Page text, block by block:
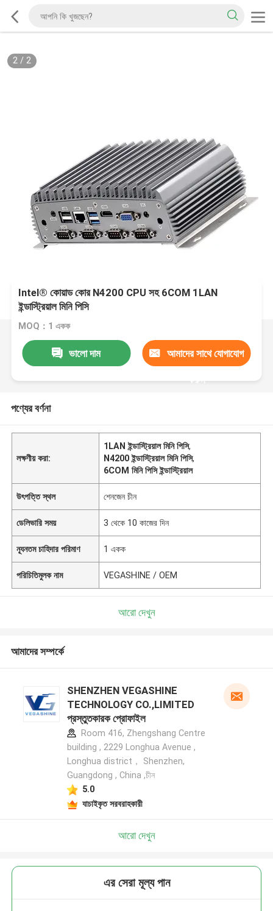
2/ 2
Intel® কোয়াড কোর N4200 CPU সহ 6COM 1LAN
ইন্ডাস্ট্রিয়াল মিনি পিসি
MOQ：1 একক
ভালো দাম আমাদের সাথে যোগাযোগ
করুন
পণ্যের বর্ণনা
লক্ষণীয় করা:
1LAN ইন্ডাস্ট্রিয়াল মিনি পিসি,
N4200 ইন্ডাস্ট্রিয়াল মিনি পিসি,
6COM মিনি পিসি ইন্ডাস্ট্রিয়াল
উৎপত্তি স্থল শেনজেন চীন
ডেলিভারি সময় 3 থেকে 10 কাজের দিন
ন্যূনতম চাহিদার পরিমাণ 1 একক
পরিচিতিমুলক নাম VEGASHINE / OEM
আরো দেখুন
আমাদের সম্পর্কে
SHENZHEN VEGASHINE
TECHNOLOGY CO.,LIMITED
প্রস্তুতকারক প্রোফাইল
Room 416, Zhengshang Centre
building , 2229 Longhua Avenue ,
Longhua district， Shenzhen,
Guangdong , China ,চীন
5.0
যাচাইকৃত সরবরাহকারী
আরো দেখুন
এর সেরা মূল্য পান